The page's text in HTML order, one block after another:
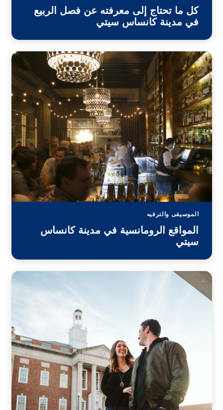
كل ما تحتاج إلى معرفته عن فصل الربيع
في مدينة كانساس سيتي
الموسيقى والترفيه
المواقع الرومانسية في مدينة كانساس
سيتي